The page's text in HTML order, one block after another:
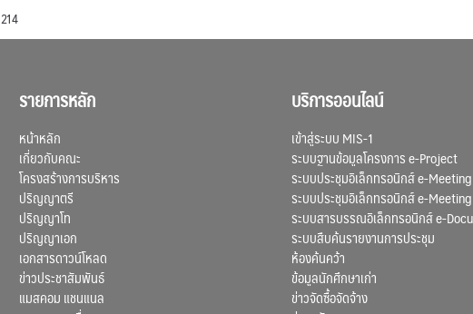
214
รายการหลัก
หน้าหลัก
เกี่ยวกับคณะ
โครงสร้างการบริหาร
ปริญญาตรี
ปริญญาโท
ปริญญาเอก
เอกสารดาวน์โหลด
ข่าวประชาสัมพันธ์
แมสคอม แชนแนล
บริการออนไลน์
เข้าสู่ระบบ MIS-1
ระบบฐานข้อมูลโครงการ e-Project
ระบบประชุมอิเล็กทรอนิกส์ e-
ระบบประชุมอิเล็กทรอนิกส์ e-
ระบบสารบรรณอิเล็กทรอนิกส์ e-
ระบบสืบค้นรายงานการประชุม
ห้องค้นคว้า
ข้อมูลนักศึกษาเก่า
ข่าวจัดซื้อจัดจ้าง